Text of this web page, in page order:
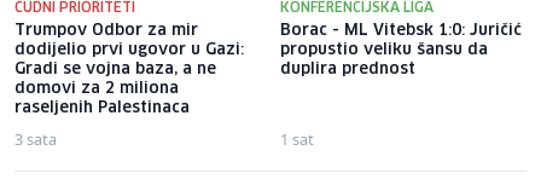
ČUDNI PRIORITETI
Trumpov Odbor za mir
dodijelio prvi ugovor u Gazi:
Gradi se vojna baza, a ne
domovi za 2 miliona
raseljenih Palestinaca
3 sata
KONFERENCIJSKA LIGA
Borac - ML Vitebsk 1:0: Juričić
propustio veliku šansu da
duplira prednost
1 sat